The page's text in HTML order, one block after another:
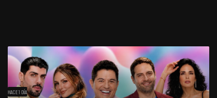
HACE 1 DÍA